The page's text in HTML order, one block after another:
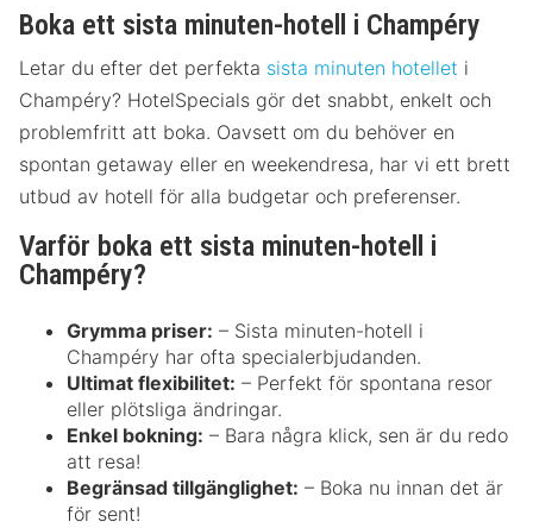
Boka ett sista minuten-hotell i Champéry
Letar du efter det perfekta sista minuten hotellet i
Champéry? HotelSpecials gör det snabbt, enkelt och
problemfritt att boka. Oavsett om du behöver en
spontan getaway eller en weekendresa, har vi ett brett
utbud av hotell för alla budgetar och preferenser.
Varför boka ett sista minuten-hotell i
Champéry?
Grymma priser: – Sista minuten-hotell i
Champéry har ofta specialerbjudanden.
Ultimat flexibilitet: – Perfekt för spontana resor
eller plötsliga ändringar.
Enkel bokning: – Bara några klick, sen är du redo
att resa!
Begränsad tillgänglighet: – Boka nu innan det är
för sent!